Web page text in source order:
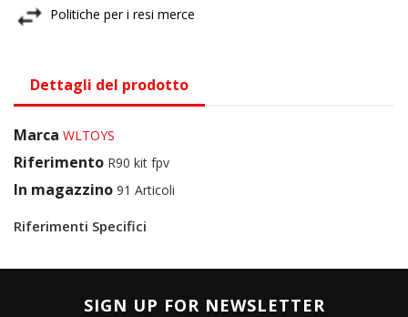
Politiche per i resi merce
Dettagli del prodotto
Marca WLTOYS
Riferimento R90 kit fpv
In magazzino 91 Articoli
Riferimenti Specifici
SIGN UP FOR NEWSLETTER